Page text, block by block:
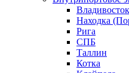
Владивосток
Находка
Рига
СПБ
Таллин
Котка